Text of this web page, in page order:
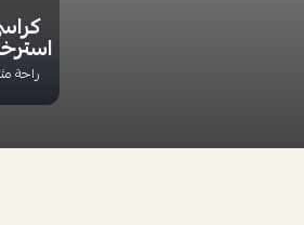
راحة